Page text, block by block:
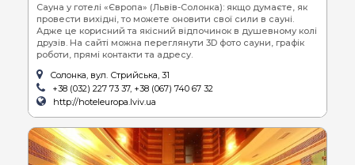
Сауна у готелі «Європа» (Львів-Солонка): якщо думаєте, як
провести вихідні, то можете оновити свої сили в сауні.
Адже це корисний та якісний відпочинок в душевному колі
друзів. На сайті можна переглянути 3D фото сауни, графік
роботи, прямі контакти та адресу.
Солонка, вул. Стрийська, 31
+38 (032) 227 73 37, +38 (067) 740 67 32
http://hoteleuropa.lviv.ua